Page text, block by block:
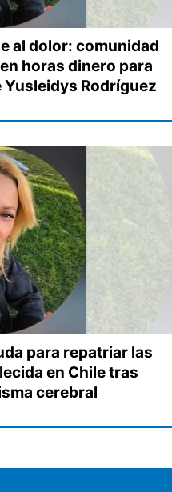
al dolor: comunidad
horas dinero para
Rodríguez
para repatriar las
en Chile tras
cerebral